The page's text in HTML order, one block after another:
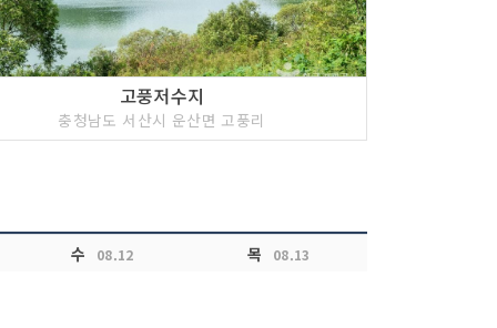
고풍저수지
충청남도 서산시 운산면 고풍리
수 08.12 목 08.13